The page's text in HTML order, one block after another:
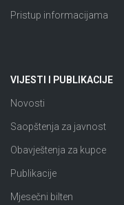
Pristup informacijama
VIJESTI I PUBLIKACIJE
Novosti
Saopštenja za javnost
Obavještenja za kupce
Publikacije
Mjesečni bilten